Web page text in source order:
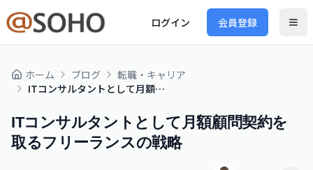
ログイン 会員登録
ホーム ブログ
転職・キャリア
ITコンサルタントとして月額顧問契約を取るフリーランスの戦略
ITコンサルタントとして月額顧問契約を
取るフリーランスの戦略